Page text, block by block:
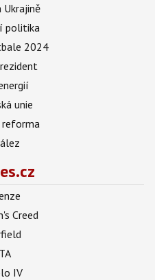
Ukrajině
politika
2024
unie
reforma
Creed
IV